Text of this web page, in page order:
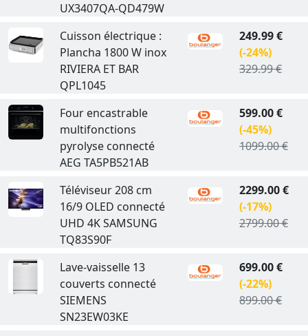
UX3407QA-QD479W
Cuisson électrique :
Plancha 1800 W inox
RIVIERA ET BAR
QPL1045
249.99 €
(-24%)
329.99 €
Four encastrable
multifonctions
pyrolyse connecté
AEG TA5PB521AB
599.00 €
(-45%)
1099.00 €
Téléviseur 208 cm
16/9 OLED connecté
UHD 4K SAMSUNG
TQ83S90F
2299.00 €
(-17%)
2799.00 €
Lave-vaisselle 13
couverts connecté
SIEMENS
SN23EW03KE
699.00 €
(-22%)
899.00 €